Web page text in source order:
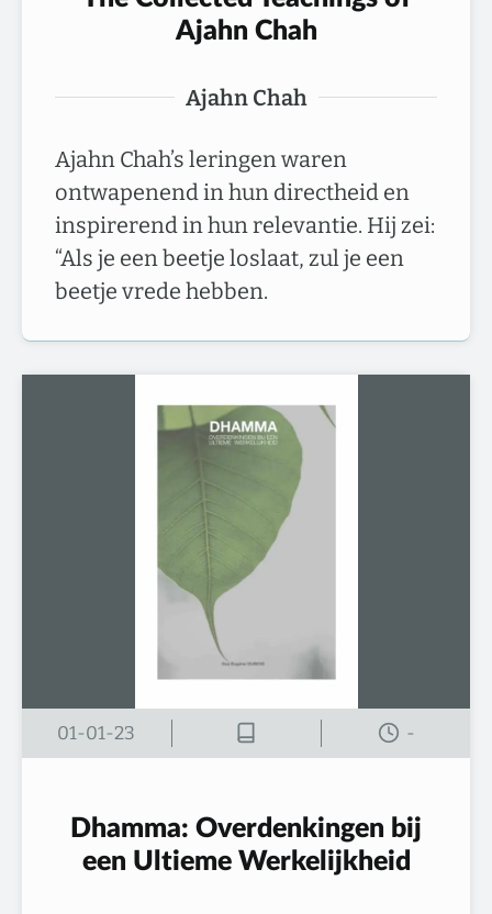
Ajahn Chah
Ajahn Chah
Ajahn Chah’s leringen waren
ontwapenend in hun directheid en
inspirerend in hun relevantie. Hij zei:
“Als je een beetje loslaat, zul je een
beetje vrede hebben.
01-01-23 -
Dhamma: Overdenkingen bij
een Ultieme Werkelijkheid